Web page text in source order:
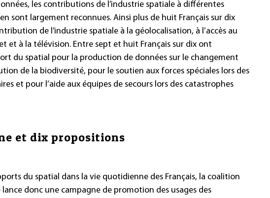
les contributions de l’industrie spatiale à différentes
sont largement reconnues. Ainsi plus de huit Français sur dix
de l’industrie spatiale à la géolocalisation, à l’accès au
et à la télévision. Entre sept et huit Français sur dix ont
du spatial pour la production de données sur le changement
de la biodiversité, pour le soutien aux forces spéciales lors des
et pour l’aide aux équipes de secours lors des catastrophes
et dix propositions
du spatial dans la vie quotidienne des Français, la coalition
donc une campagne de promotion des usages des